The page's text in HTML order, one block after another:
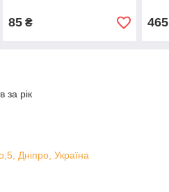
85₴ 465
за рік
Дніпро, Україна